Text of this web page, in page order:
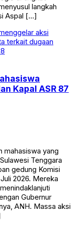
langkah
Aspal […]
Kapal ASR 87
mahasiswa yang
Tenggara
gedung Komisi
2026. Mereka
Gubernur
ANH. Massa aksi